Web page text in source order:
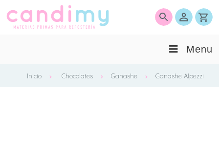
Menu
Inicio Chocolates Ganashe Ganashe Alpezzi